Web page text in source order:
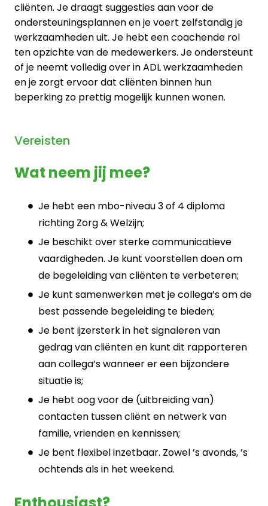
cliënten. Je draagt suggesties aan voor de
ondersteuningsplannen en je voert zelfstandig je
werkzaamheden uit. Je hebt een coachende rol
ten opzichte van de medewerkers. Je ondersteunt
of je neemt volledig over in ADL werkzaamheden
en je zorgt ervoor dat cliënten binnen hun
beperking zo prettig mogelijk kunnen wonen.
Vereisten
Wat neem jij mee?
Je hebt een mbo-niveau 3 of 4 diploma
richting Zorg & Welzijn;
Je beschikt over sterke communicatieve
vaardigheden. Je kunt voorstellen doen om
de begeleiding van cliënten te verbeteren;
Je kunt samenwerken met je collega’s om de
best passende begeleiding te bieden;
Je bent ijzersterk in het signaleren van
gedrag van cliënten en kunt dit rapporteren
aan collega’s wanneer er een bijzondere
situatie is;
Je hebt oog voor de (uitbreiding van)
contacten tussen cliënt en netwerk van
familie, vrienden en kennissen;
Je bent flexibel inzetbaar. Zowel ’s avonds, ’s
ochtends als in het weekend.